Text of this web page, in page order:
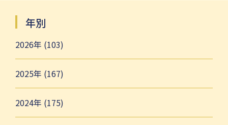
年別
2026年 (103)
2025年 (167)
2024年 (175)